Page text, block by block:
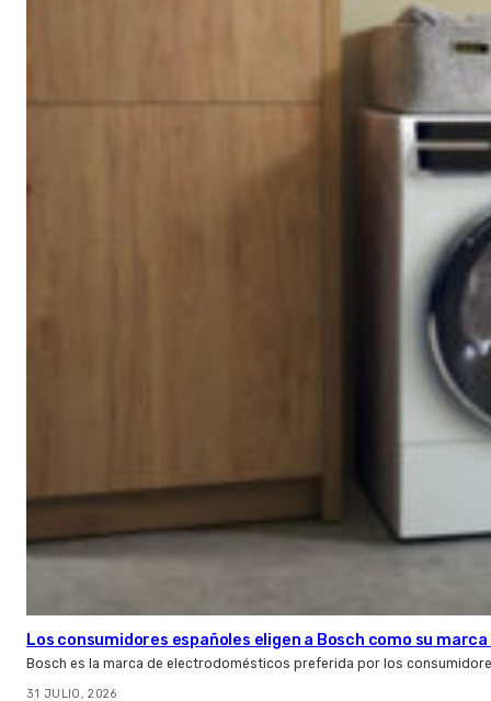
Los consumidores españoles eligen a Bosch como su
Bosch es la marca de electrodomésticos preferida por los
31 JULIO, 2026